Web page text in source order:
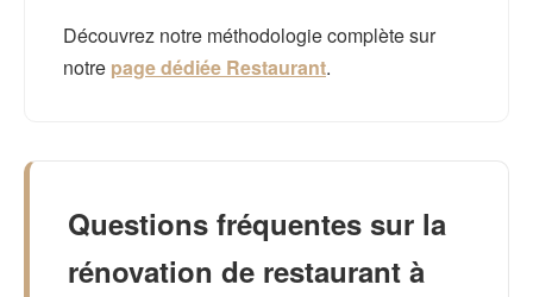
Découvrez notre méthodologie complète sur
notre page dédiée Restaurant.
Questions fréquentes sur la
rénovation de restaurant à